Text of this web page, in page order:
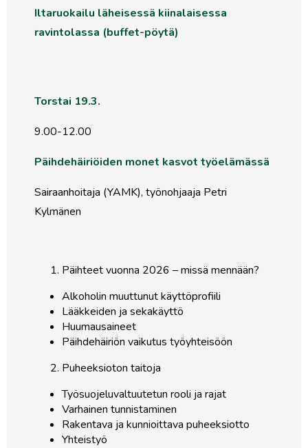
Iltaruokailu läheisessä kiinalaisessa
ravintolassa (buffet-pöytä)
Torstai 19.3.
9.00-12.00
Päihdehäiriöiden monet kasvot työelämässä
Sairaanhoitaja (YAMK), työnohjaaja Petri
Kylmänen
Päihteet vuonna 2026 – missä mennään?
Alkoholin muuttunut käyttöprofiili
Lääkkeiden ja sekakäyttö
Huumausaineet
Päihdehäiriön vaikutus työyhteisöön
Puheeksioton taitoja
Työsuojeluvaltuutetun rooli ja rajat
Varhainen tunnistaminen
Rakentava ja kunnioittava puheeksiotto
Yhteistyö